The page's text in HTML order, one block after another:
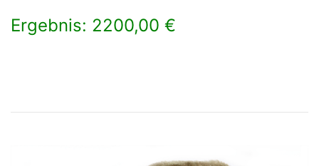
Ergebnis: 2200,00 €